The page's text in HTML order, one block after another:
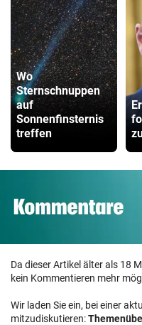
Wo
Sternschnuppen
auf
Sonnenfinsternis
treffen
Da dieser Artikel älter als 18
kein Kommentieren mehr
Wir laden Sie ein, bei einer
mitzudiskutieren: